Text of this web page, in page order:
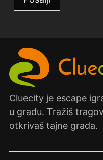
Cluecity je escape
u gradu. Tražiš
otkrivaš tajne grada.